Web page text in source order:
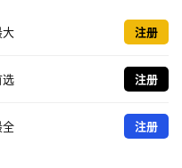
大 注册
选 注册
全 注册